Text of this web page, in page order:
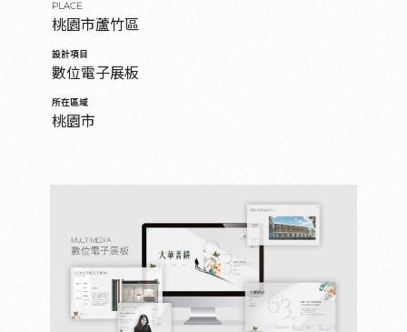
PLACE
桃園市蘆竹區
設計項目
數位電子展板
所在區域
桃園市